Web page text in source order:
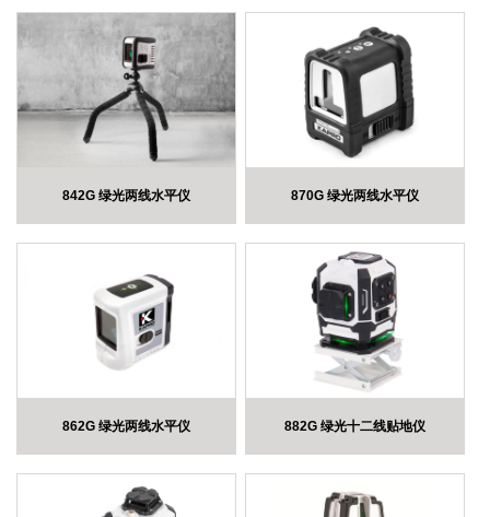
842G 绿光两线水平仪 870G 绿光两线水平仪
862G 绿光两线水平仪 882G 绿光十二线贴地仪